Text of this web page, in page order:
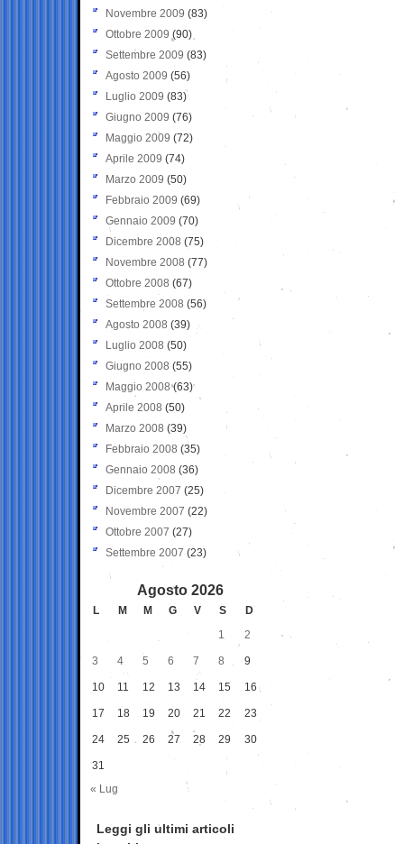
Novembre 2009 (83)
Ottobre 2009 (90)
Settembre 2009 (83)
Agosto 2009 (56)
Luglio 2009 (83)
Giugno 2009 (76)
Maggio 2009 (72)
Aprile 2009 (74)
Marzo 2009 (50)
Febbraio 2009 (69)
Gennaio 2009 (70)
Dicembre 2008 (75)
Novembre 2008 (77)
Ottobre 2008 (67)
Settembre 2008 (56)
Agosto 2008 (39)
Luglio 2008 (50)
Giugno 2008 (55)
Maggio 2008(63)
Aprile 2008 (50)
Marzo 2008 (39)
Febbraio 2008 (35)
Gennaio 2008 (36)
Dicembre 2007 (25)
Novembre 2007 (22)
Ottobre 2007 (27)
Settembre 2007 (23)
Agosto 2026
L M M G V S
D
1
2
3 4 5 6 7 8 9
10 11 12 13 14 15 16
17 18 19 20 21 22 23
24 25 26 27 28 29 30
31
« Lug
Leggi gli ultimi articoli